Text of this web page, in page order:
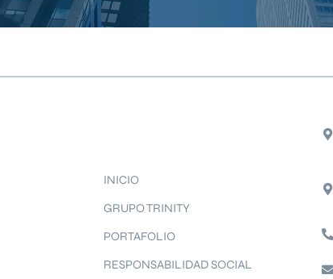
INICIO
GRUPO TRINITY
PORTAFOLIO
RESPONSABILIDAD SOCIAL